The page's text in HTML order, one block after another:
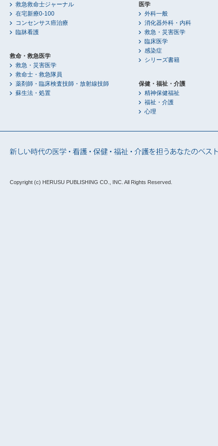
救急救命士ジャーナル
在宅新療0-100
コンセンサス癌治療
臨牀看護
救命・救急医学
救急・災害医学
救命士・救急隊員
薬剤師・臨床検査技師・放射線技師
蘇生法・処置
医学
外科一般
消化器外科・内科
救急・災害医学
臨床医学
感染症
シリーズ書籍
保健・福祉・介護
精神保健福祉
福祉・介護
心理
Copyright (c) HERUSU PUBLISHING CO., INC. All Rights Reserved.